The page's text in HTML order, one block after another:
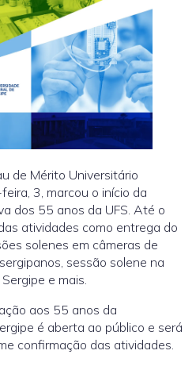
de Mérito Universitário
3, marcou o início da
dos 55 anos da UFS. Até o
atividades como entrega do
solenes em câmeras de
sessão solene na
e mais.
aos 55 anos da
é aberta ao público e será
confirmação das atividades.